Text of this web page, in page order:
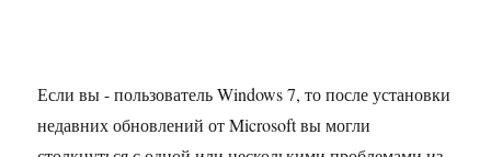
Если вы - пользователь Windows 7, то после установки
недавних обновлений от Microsoft вы могли